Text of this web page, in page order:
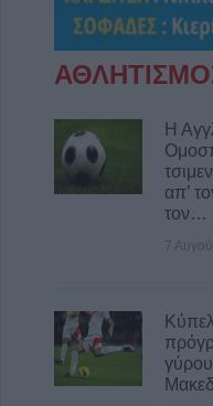
8 Αυγούστου 2026, 17:14
Σε αναζήτηση
πρόβλημα των
8 Αυγούστου 2026, 14:49
Ακυρώθηκε
Θεσσαλίας Δημ.
σκι στη λίμνη
8 Αυγούστου 2026, 13:44
θερμοκρασίες
8 Αυγούστου 2026, 13:30
Την Κυριακή 9
Η
απ’
τον…
7